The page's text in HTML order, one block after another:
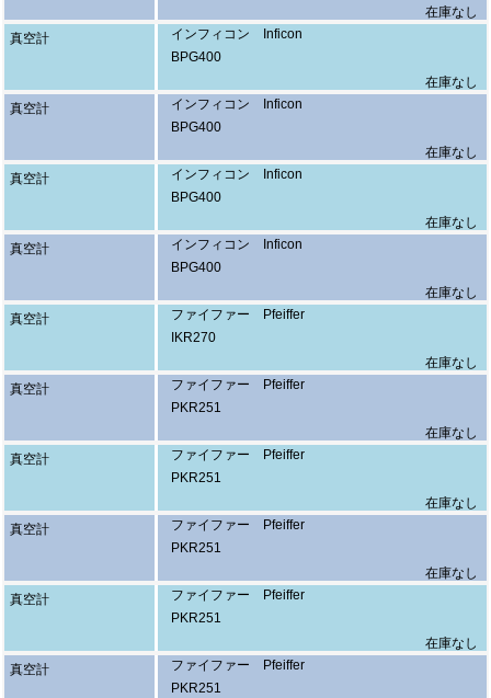
在庫なし
真空計
インフィコン Inficon
BPG400
在庫なし
真空計
インフィコン Inficon
BPG400
在庫なし
真空計
インフィコン Inficon
BPG400
在庫なし
真空計
インフィコン Inficon
BPG400
在庫なし
真空計
ファイファー Pfeiffer
IKR270
在庫なし
真空計
ファイファー Pfeiffer
PKR251
在庫なし
真空計
ファイファー Pfeiffer
PKR251
在庫なし
真空計
ファイファー Pfeiffer
PKR251
在庫なし
真空計
ファイファー Pfeiffer
PKR251
在庫なし
真空計
ファイファー Pfeiffer
PKR251